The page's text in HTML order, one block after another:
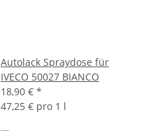
Autolack Spraydose für
IVECO 50027 BIANCO
18,90 € *
47,25 € pro 1 l